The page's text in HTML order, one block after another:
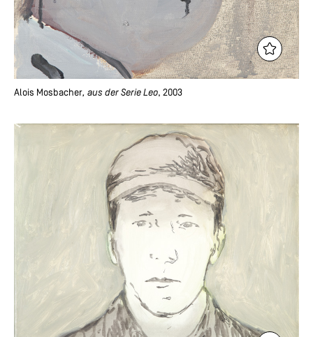
Alois Mosbacher, aus der Serie Leo, 2003